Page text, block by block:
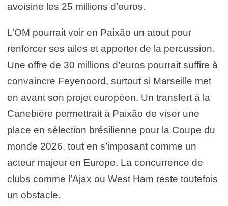
avoisine les 25 millions d’euros.
L’OM pourrait voir en Paixão un atout pour
renforcer ses ailes et apporter de la percussion.
Une offre de 30 millions d’euros pourrait suffire à
convaincre Feyenoord, surtout si Marseille met
en avant son projet européen. Un transfert à la
Canebière permettrait à Paixão de viser une
place en sélection brésilienne pour la Coupe du
monde 2026, tout en s’imposant comme un
acteur majeur en Europe. La concurrence de
clubs comme l’Ajax ou West Ham reste toutefois
un obstacle.